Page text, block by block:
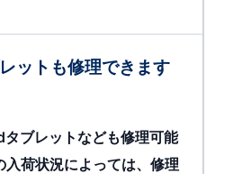
ットも修理できます
ブレットなども修理可能
荷状況によっては、修理